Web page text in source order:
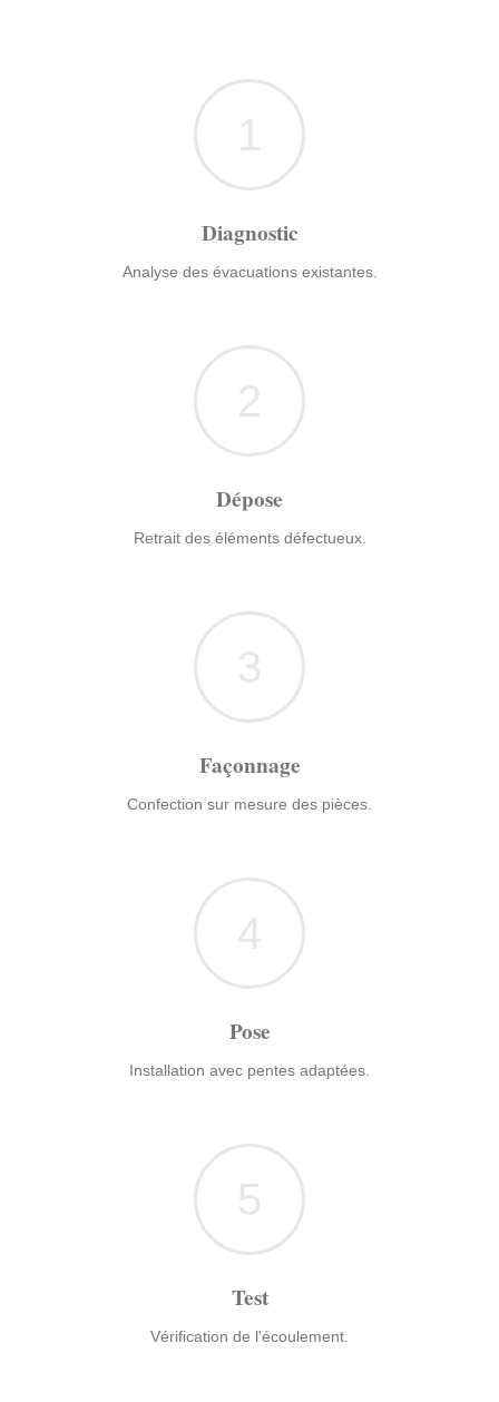
1
Diagnostic
Analyse des évacuations existantes.
2
Dépose
Retrait des éléments défectueux.
3
Façonnage
Confection sur mesure des pièces.
4
Pose
Installation avec pentes adaptées.
5
Test
Vérification de l'écoulement.